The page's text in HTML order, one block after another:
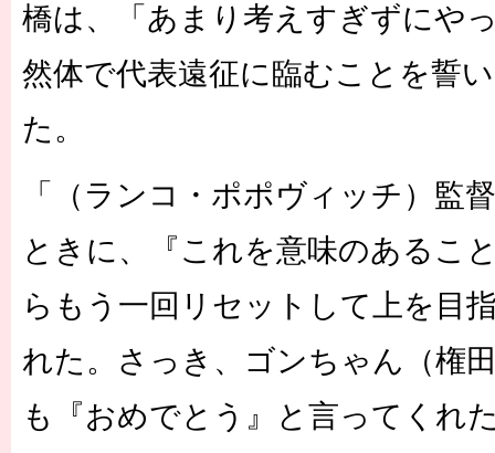
［3220号］伝説の王者、黄金のシャーレ
橋は、「あまり考えすぎずにや
然体で代表遠征に臨むことを誓
た。
「（ランコ・ポポヴィッチ）監
ときに、『これを意味のあるこ
らもう一回リセットして上を目
れた。さっき、ゴンちゃん（権
も『おめでとう』と言ってくれ